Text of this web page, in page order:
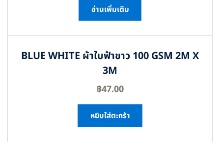
อ่านเพิ่มเติม
BLUE WHITE ผ้าใบฟ้าขาว 100 GSM 2M X
3M
฿47.00
หยิบใส่ตะกร้า